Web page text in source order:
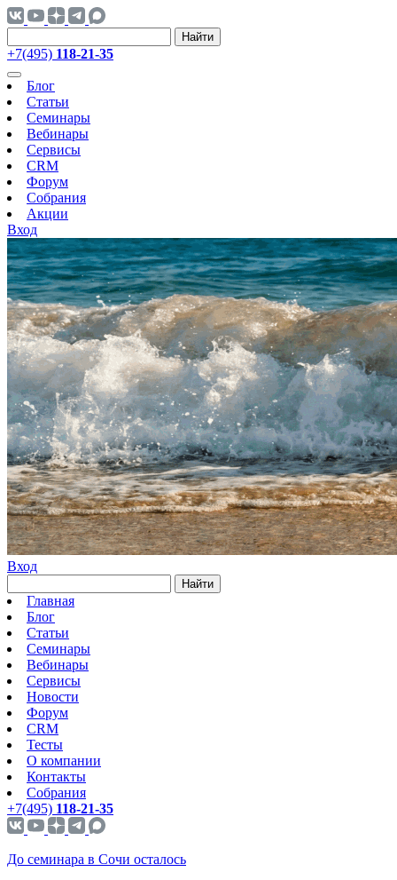
Найти
+7(495) 118-21-35
Блог
Статьи
Семинары
Вебинары
Сервисы
CRM
Форум
Собрания
Акции
Вход
Вход
Найти
Главная
Блог
Статьи
Семинары
Вебинары
Сервисы
Новости
Форум
CRM
Тесты
О компании
Контакты
Собрания
+7(495) 118-21-35
До семинара в Сочи осталось